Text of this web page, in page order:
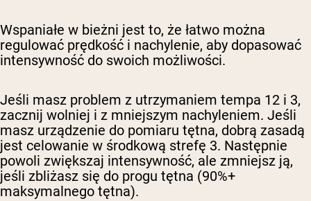
Wspaniałe w bieżni jest to, że łatwo można
regulować prędkość i nachylenie, aby dopasować
intensywność do swoich możliwości.
Jeśli masz problem z utrzymaniem tempa 12 i 3,
zacznij wolniej i z mniejszym nachyleniem. Jeśli
masz urządzenie do pomiaru tętna, dobrą zasadą
jest celowanie w środkową strefę 3. Następnie
powoli zwiększaj intensywność, ale zmniejsz ją,
jeśli zbliżasz się do progu tętna (90%+
maksymalnego tętna).